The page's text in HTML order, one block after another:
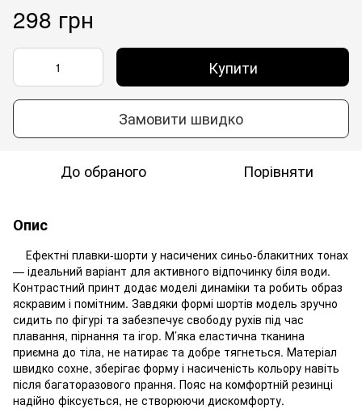
298 грн
Купити
Замовити швидко
До обраного Порівняти
Опис
Ефектні плавки-шорти у насичених синьо-блакитних тонах
— ідеальний варіант для активного відпочинку біля води.
Контрастний принт додає моделі динаміки та робить образ
яскравим і помітним. Завдяки формі шортів модель зручно
сидить по фігурі та забезпечує свободу рухів під час
плавання, пірнання та ігор. М’яка еластична тканина
приємна до тіла, не натирає та добре тягнеться. Матеріал
швидко сохне, зберігає форму і насиченість кольору навіть
після багаторазового прання. Пояс на комфортній резинці
надійно фіксується, не створюючи дискомфорту.